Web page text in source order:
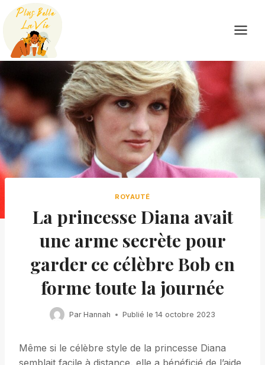
Skip
content
ROYAUTÉ
La princesse Diana avait
une arme secrète pour
garder ce célèbre Bob en
forme toute la journée
Par Hannah Publié le 14 octobre 2023
Même si le célèbre style de la princesse Diana